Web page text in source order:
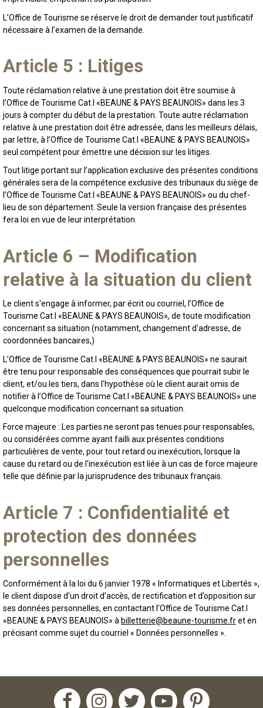
L’Office de Tourisme se réserve le droit de demander tout justificatif
nécessaire à l’examen de la demande.
Article 5 : Litiges
Toute réclamation relative à une prestation doit être soumise à
l’Office de Tourisme Cat.I «BEAUNE & PAYS BEAUNOIS» dans les 3
jours à compter du début de la prestation. Toute autre réclamation
relative à une prestation doit être adressée, dans les meilleurs délais,
par lettre, à l’Office de Tourisme Cat.I «BEAUNE & PAYS BEAUNOIS»
seul compétent pour émettre une décision sur les litiges.
Tout litige portant sur l’application exclusive des présentes conditions
générales sera de la compétence exclusive des tribunaux du siège de
l’Office de Tourisme Cat.I «BEAUNE & PAYS BEAUNOIS» ou du chef-
lieu de son département. Seule la version française des présentes
fera loi en vue de leur interprétation.
Article 6 – Modification
relative à la situation du client
Le client s'engage à informer, par écrit ou courriel, l’Office de
Tourisme Cat.I «BEAUNE & PAYS BEAUNOIS», de toute modification
concernant sa situation (notamment, changement d'adresse, de
coordonnées bancaires,)
L’Office de Tourisme Cat.I «BEAUNE & PAYS BEAUNOIS» ne saurait
être tenu pour responsable des conséquences que pourrait subir le
client, et/ou les tiers, dans l'hypothèse où le client aurait omis de
notifier à l’Office de Tourisme Cat.I «BEAUNE & PAYS BEAUNOIS» une
quelconque modification concernant sa situation.
Force majeure : Les parties ne seront pas tenues pour responsables,
ou considérées comme ayant failli aux présentes conditions
particulières de vente, pour tout retard ou inexécution, lorsque la
cause du retard ou de l'inexécution est liée à un cas de force majeure
telle que définie par la jurisprudence des tribunaux français.
Article 7 : Confidentialité et
protection des données
personnelles
Conformément à la loi du 6 janvier 1978 « Informatiques et Libertés »,
le client dispose d’un droit d’accès, de rectification et d’opposition sur
ses données personnelles, en contactant l’Office de Tourisme Cat.I
«BEAUNE & PAYS BEAUNOIS» à billetterie@beaune-tourisme.fret en
précisant comme sujet du courriel « Données personnelles ».